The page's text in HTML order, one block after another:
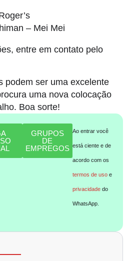
– Mei Mei
entre em contato pelo
podem ser uma excelente
uma nova colocação
Boa sorte!
GRUPOS
DE
EMPREGOS
Ao entrar você
está ciente e de
acordo com os
termos de uso e
privacidade do
WhatsApp.